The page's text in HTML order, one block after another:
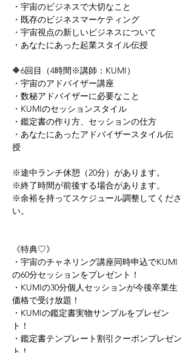
・宇宙のビジネスで大切なこと
・既存のビジネスマーケティング
・宇宙視点の新しいビジネスについて
・あなたにあった起業スタイル伝授
🔶6回目（4時間※講師：KUMI）
・宇宙のアドバイザー講座
・数秘アドバイザーに必要なこと
・KUMIのセッションスタイル
・鑑定書の作り方、セッションの仕方
・あなたにあったアドバイザースタイル伝
授
※途中ランチ休憩（20分）があります。
※終了時間が前後する場合があります。
※余裕を持ってスケジュール調整してくださ
い。
《特典♡》
・宇宙のチャネリング講座同時申込でKUMI
の60分セッションをプレゼント！
・KUMIの30分個人セッションが今後卒業生
価格で受け放題！
・KUMIの鑑定書実物サンプルをプレゼン
ト！
・鑑定書テンプレート割引クーポンプレゼン